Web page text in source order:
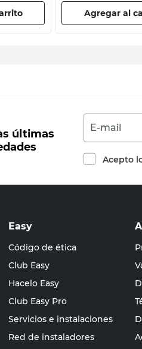
Agregar al
últimas
E-mail
Acepto
Easy
Código de ética
Club Easy
Hacelo Easy
Club Easy Pro
Servicios e instalaciones
Red de instaladores